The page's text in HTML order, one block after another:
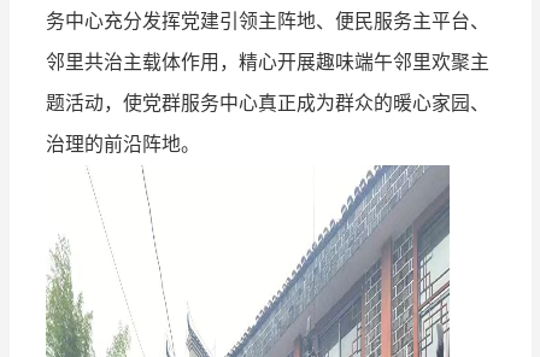
务中心充分发挥党建引领主阵地、便民服务主平台、
邻里共治主载体作用，精心开展趣味端午邻里欢聚主
题活动，使党群服务中心真正成为群众的暖心家园、
治理的前沿阵地。